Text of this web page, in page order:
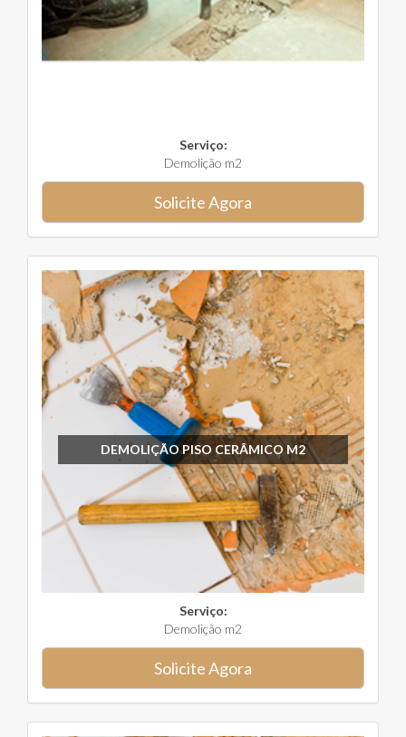
Serviço:
Demolição m2
Solicite Agora
DEMOLIÇÃO PISO CERÂMICO M2
Serviço:
Demolição m2
Solicite Agora